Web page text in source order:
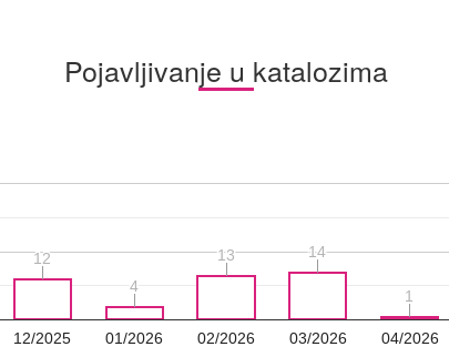
Pojavljivanje u katalozima
12/2025 01/2026 02/2026 03/2026 04/2026
12
12
4
4
13
13 14
14
11